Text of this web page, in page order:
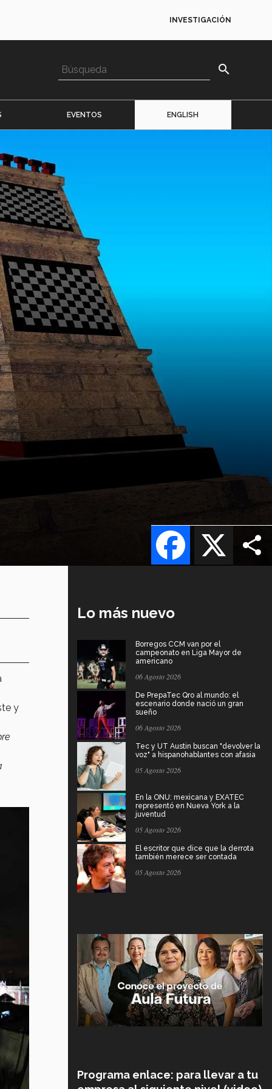
INVESTIGACIÓN
search
EVENTOS ENGLISH
X
Facebook
y
Lo más nuevo
Borregos CCM van por el
campeonato en Liga Mayor de
americano
06 Agosto 2026
De PrepaTec Qro al mundo: el
escenario donde nació un gran
sueño
06 Agosto 2026
Tec y UT Austin buscan "devolver la
voz" a hispanohablantes con afasia
05 Agosto 2026
En la ONU: mexicana y EXATEC
representó en Nueva York a la
juventud
05 Agosto 2026
El escritor que dice que la derrota
también merece ser contada
05 Agosto 2026
Programa enlace: para llevar a tu